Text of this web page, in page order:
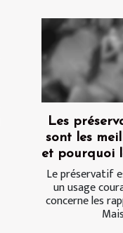
Les
sont les
et pourquoi
Le préservatif
un usage
concerne les